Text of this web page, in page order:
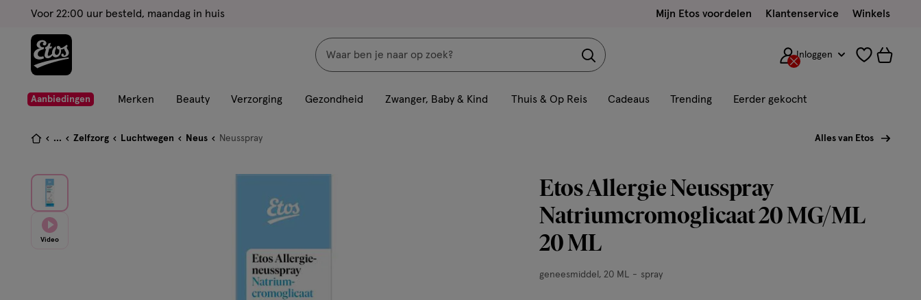
ga
de
hoofd
ga
de
naar
footer
Voor 22:00 uur besteld, maandag in huis Mijn Etos voordelen Klantenservice Winkels
Zoeken
met
zoekopties
Inloggen
Aanbiedingen Merken Beauty Verzorging Gezondheid Zwanger, Baby & Kind Thuis & Op Reis Cadeaus Trending Eerder gekocht
Je
hier:
... Zelfzorg Luchtwegen Neus Neusspray Alles van Etos
Etos Allergie Neusspray
Natriumcromoglicaat 20 MG/ML
20 ML
geneesmiddel,
geneesmiddel 20 ML spray
Video